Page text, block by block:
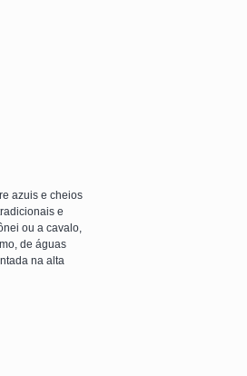
azuis e cheios
e
ou a cavalo,
de águas
na alta